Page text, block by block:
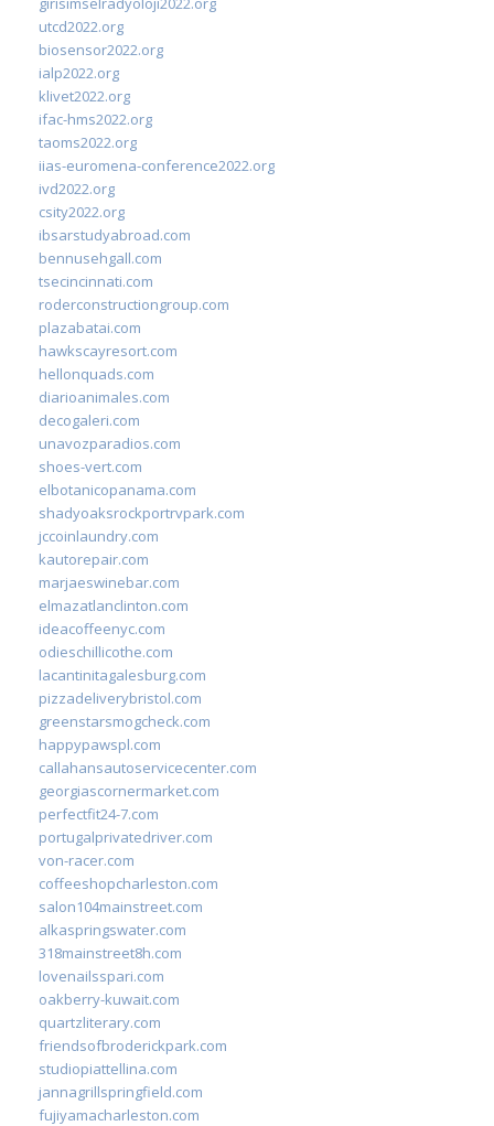
utcd2022.org
biosensor2022.org
ialp2022.org
klivet2022.org
ifac-hms2022.org
taoms2022.org
iias-euromena-conference2022.org
ivd2022.org
csity2022.org
ibsarstudyabroad.com
bennusehgall.com
tsecincinnati.com
roderconstructiongroup.com
plazabatai.com
hawkscayresort.com
hellonquads.com
diarioanimales.com
decogaleri.com
unavozparadios.com
shoes-vert.com
elbotanicopanama.com
shadyoaksrockportrvpark.com
jccoinlaundry.com
kautorepair.com
marjaeswinebar.com
elmazatlanclinton.com
ideacoffeenyc.com
odieschillicothe.com
lacantinitagalesburg.com
pizzadeliverybristol.com
greenstarsmogcheck.com
happypawspl.com
callahansautoservicecenter.com
georgiascornermarket.com
perfectfit24-7.com
portugalprivatedriver.com
von-racer.com
coffeeshopcharleston.com
salon104mainstreet.com
alkaspringswater.com
318mainstreet8h.com
lovenailsspari.com
oakberry-kuwait.com
quartzliterary.com
friendsofbroderickpark.com
studiopiattellina.com
jannagrillspringfield.com
fujiyamacharleston.com